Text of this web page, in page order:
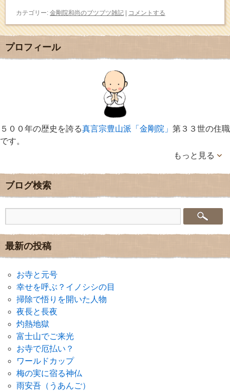
カテゴリー: 金剛院和尚のブツブツ雑記 | コメントする
プロフィール
５００年の歴史を誇る真言宗豊山派「金剛院」 第３３世の住職
です。
もっと見る
ブログ検索
最新の投稿
お寺と元号
幸せを呼ぶ？イノシシの目
掃除で悟りを開いた人物
夜長と長夜
灼熱地獄
富士山でご来光
お寺で厄払い？
ワールドカップ
梅の実に宿る神仏
雨安吾（うあんご）